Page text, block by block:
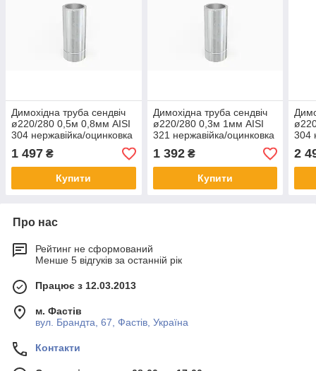
Димохідна труба сендвіч
ø220/280 0,5м 0,8мм AISI
304 нержавійка/оцинковка
1 497 ₴
Купити
Димохідна труба сендвіч
ø220/280 0,3м 1мм AISI
321 нержавійка/оцинковка
1 392₴
Купити
304
2
Про нас
Рейтинг не сформований
Менше 5 відгуків за останній рік
Працює з 12.03.2013
м. Фастів
вул. Брандта, 67, Фастів, Україна
Контакти